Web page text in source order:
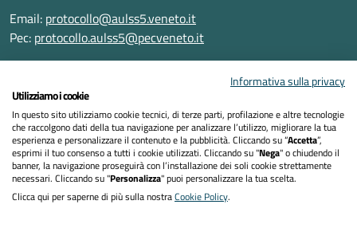
Email: protocollo@aulss5.veneto.it
Pec: protocollo.aulss5@pecveneto.it
Informativa privacy
Dichiarazione di accessibilità
Informativa sulla privacy
Utilizziamo i cookie
In questo sito utilizziamo cookie tecnici, di terze parti, profilazione e altre tecnologie
che raccolgono dati della tua navigazione per analizzare l’utilizzo, migliorare la tua
esperienza e personalizzare il contenuto e la pubblicità. Cliccando su “Accetta”,
esprimi il tuo consenso a tutti i cookie utilizzati. Cliccando su "Nega" o chiudendo il
banner, la navigazione proseguirà con l’installazione dei soli cookie strettamente
necessari. Cliccando su "Personalizza" puoi personalizzare la tua scelta.
Clicca qui per saperne di più sulla nostraCookie Policy.